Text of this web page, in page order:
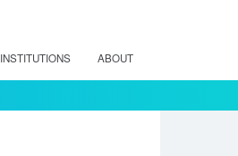
INSTITUTIONS ABOUT